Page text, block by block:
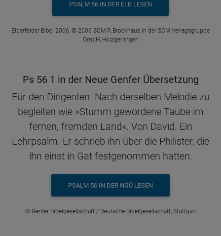
PSALM 56 IN DER ELB LESEN
Elberfelder Bibel 2006, © 2006 SCM R.Brockhaus in der SCM Verlagsgruppe
GmbH, Holzgerlingen
Ps 56 1 in der Neue Genfer Übersetzung
Für den Dirigenten. Nach derselben Melodie zu
begleiten wie »Stumm gewordene Taube im
fernen, fremden Land«. Von David. Ein
Lehrpsalm. Er schrieb ihn über die Philister, die
ihn einst in Gat festgenommen hatten.
PSALM 56 IN DER NGÜ LESEN
© Genfer Bibelgesellschaft / Deutsche Bibelgesellschaft, Stuttgart